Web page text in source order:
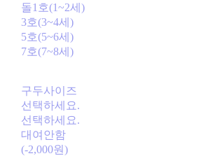
돌1호(1~2세)
3호(3~4세)
5호(5~6세)
7호(7~8세)
구두사이즈
선택하세요.
선택하세요.
대여안함
(-2,000원)